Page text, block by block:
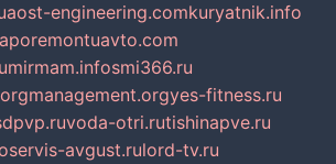
ost-engineering.comkuryatnik.info
poremontuavto.com
mirmam.infosmi366.ru
orgmanagement.orgyes-fitness.ru
voda-otri.rutishinapve.ru
avgust.rulord-tv.ru